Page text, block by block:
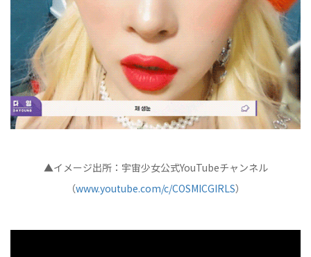
▲イメージ出所：宇宙少女公式YouTubeチャンネル
（www.youtube.com/c/COSMICGIRLS）